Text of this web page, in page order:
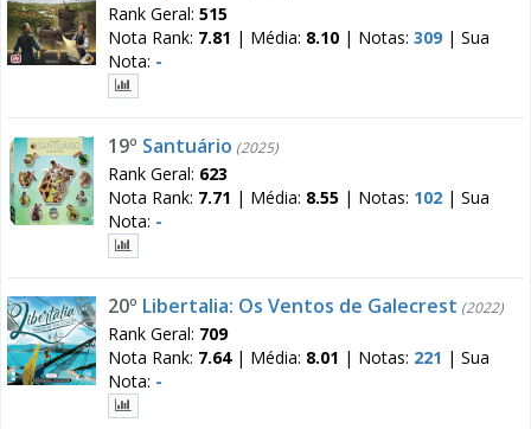
Rank Geral: 515
Nota Rank: 7.81 | Média: 8.10 | Notas: 309 | Sua
Nota: -
19º Santuário (2025)
Rank Geral: 623
Nota Rank: 7.71 | Média: 8.55 | Notas: 102 | Sua
Nota: -
20º Libertalia: Os Ventos de Galecrest (2022)
Rank Geral: 709
Nota Rank: 7.64| Média: 8.01 | Notas: 221 | Sua
Nota: -